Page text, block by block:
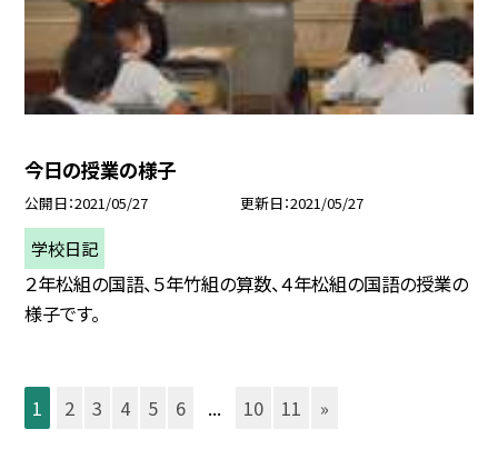
今日の授業の様子
公開日 2021/05/27 更新日 2021/05/27
学校日記
２年松組の国語、５年竹組の算数、４年松組の国語の授業の
様子です。
1 2 3 4 5 6 ... 10 11 »